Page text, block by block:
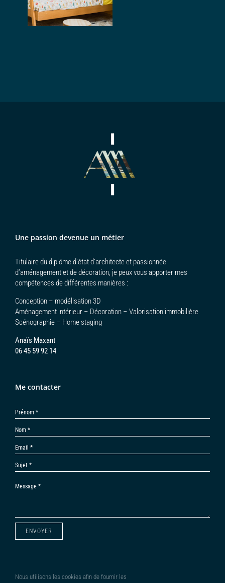
Une passion devenue un métier
Titulaire du diplôme d’état d’architecte et passionnée
d’aménagement et de décoration, je peux vous apporter mes
compétences de différentes manières :
Conception – modélisation 3D
Aménagement intérieur – Décoration – Valorisation immobilière
Scénographie – Home staging
Anaïs Maxant
06 45 59 92 14
Me contacter
ENVOYER
Nous utilisons les cookies afin de fournir les